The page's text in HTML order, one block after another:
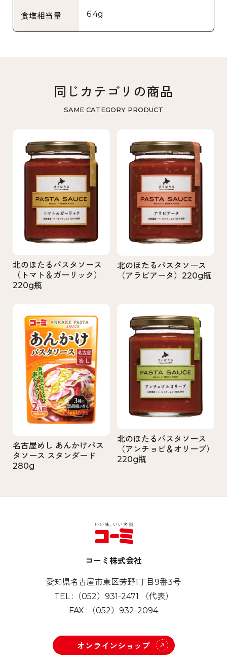
食塩相当量 6.4g
同じカテゴリの商品
SAME CATEGORY PRODUCT
北のほたるパスタソース
（トマト＆ガーリック）
220g瓶
北のほたるパスタソース
（アラビアータ）220g瓶
名古屋めし あんかけパス
タソース スタンダード
280g
北のほたるパスタソース
（アンチョビ＆オリーブ）
220g瓶
コーミ株式会社
愛知県名古屋市東区芳野1丁目9番3号
TEL : （052）931-2471 （代表）
FAX : （052）932-2094
オンラインショップ